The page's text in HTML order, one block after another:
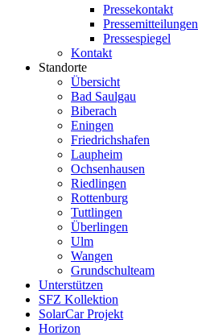
Pressekontakt
Pressemitteilungen
Pressespiegel
Kontakt
Standorte
Übersicht
Bad Saulgau
Biberach
Eningen
Friedrichshafen
Laupheim
Ochsenhausen
Riedlingen
Rottenburg
Tuttlingen
Überlingen
Ulm
Wangen
Grundschulteam
Unterstützen
SFZ Kollektion
SolarCar Projekt
Horizon